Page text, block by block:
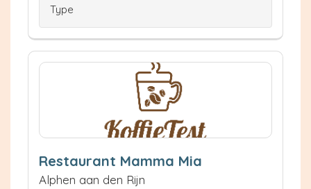
Type
Restaurant Mamma Mia
Alphen aan den Rijn